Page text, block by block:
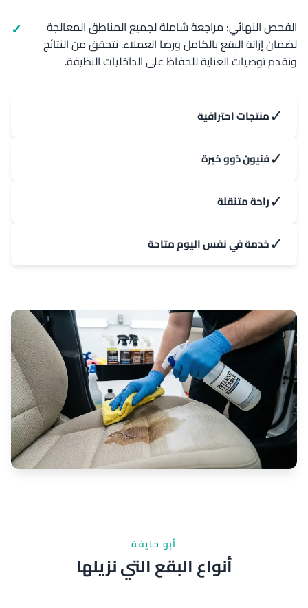
الفحص النهائي: مراجعة شاملة لجميع المناطق المعالجة
لضمان إزالة البقع بالكامل ورضا العملاء. نتحقق من النتائج
ونقدم توصيات العناية للحفاظ على الداخليات النظيفة.
✓منتجات احترافية
✓فنيون ذوو خبرة
✓راحة متنقلة
✓خدمة في نفس اليوم متاحة
أبو حليفة
أنواع البقع التي نزيلها